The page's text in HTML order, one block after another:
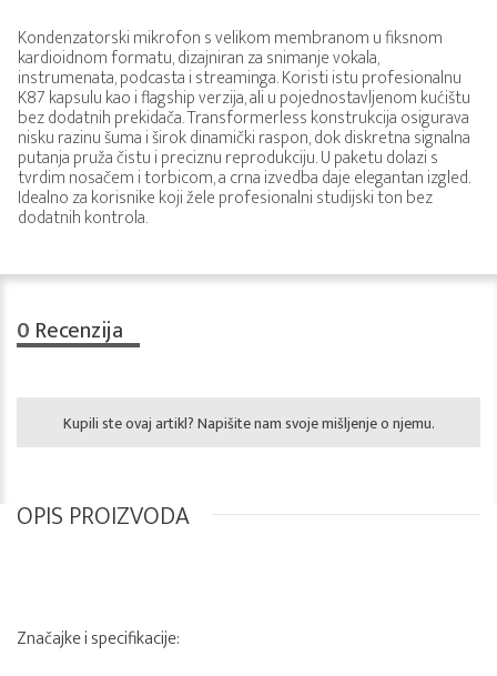
Kondenzatorski mikrofon s velikom membranom u fiksnom
kardioidnom formatu, dizajniran za snimanje vokala,
instrumenata, podcasta i streaminga. Koristi istu profesionalnu
K87 kapsulu kao i flagship verzija, ali u pojednostavljenom kućištu
bez dodatnih prekidača. Transformerless konstrukcija osigurava
nisku razinu šuma i širok dinamički raspon, dok diskretna signalna
putanja pruža čistu i preciznu reprodukciju. U paketu dolazi s
tvrdim nosačem i torbicom, a crna izvedba daje elegantan izgled.
Idealno za korisnike koji žele profesionalni studijski ton bez
dodatnih kontrola.
0 Recenzija
Kupili ste ovaj artikl? Napišite nam svoje mišljenje o njemu.
OPIS PROIZVODA
Značajke i specifikacije: